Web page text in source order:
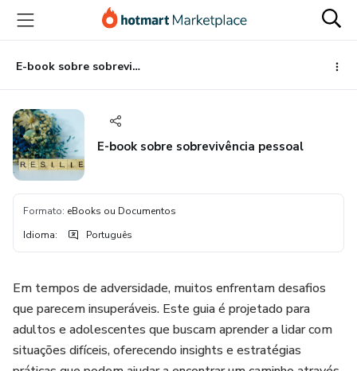
para
conteúdo
principal
para
pagamento
para
rodapé
E-book sobre sobrevivência pessoal
E-book sobre sobrevivência pessoal
Formato: eBooks ou Documentos
Idioma: Português
Em tempos de adversidade, muitos enfrentam desafios
que parecem insuperáveis. Este guia é projetado para
adultos e adolescentes que buscam aprender a lidar com
situações difíceis, oferecendo insights e estratégias